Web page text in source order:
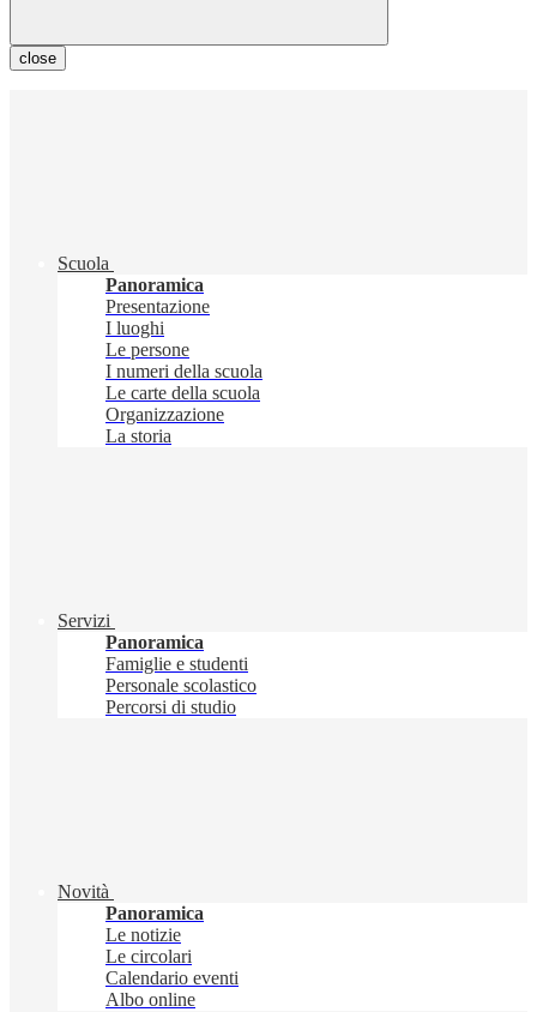
close
Scuola
Panoramica
Presentazione
I luoghi
Le persone
I numeri della scuola
Le carte della scuola
Organizzazione
La storia
Servizi
Panoramica
Famiglie e studenti
Personale scolastico
Percorsi di studio
Novità
Panoramica
Le notizie
Le circolari
Calendario eventi
Albo online